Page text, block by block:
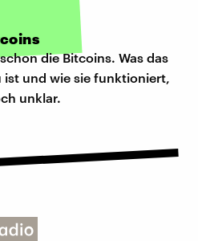
die Bitcoins. Was das
ist und wie sie funktioniert,
unklar.